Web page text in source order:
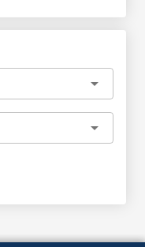
arrow_drop_down
arrow_drop_down